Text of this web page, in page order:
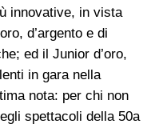
innovative, in vista
d’argento e di
ed il Junior d’oro,
in gara nella
nota: per chi non
spettacoli della 50a